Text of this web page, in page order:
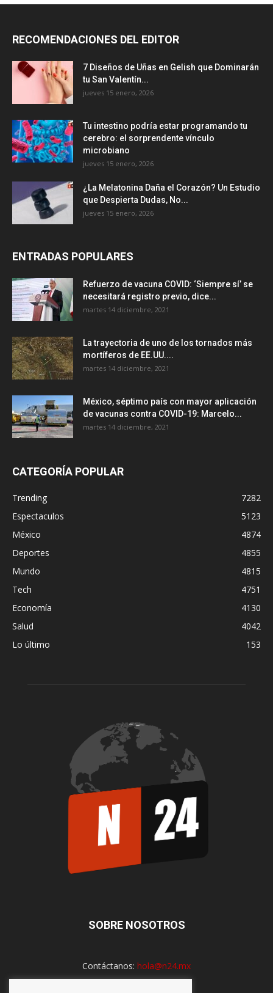
RECOMENDACIONES DEL EDITOR
7 Diseños de Uñas en Gelish que Dominarán
tu San Valentín...
jueves 15 enero, 2026
Tu intestino podría estar programando tu
cerebro: el sorprendente vínculo
microbiano
jueves 15 enero, 2026
¿La Melatonina Daña el Corazón? Un Estudio
que Despierta Dudas, No...
jueves 15 enero, 2026
ENTRADAS POPULARES
Refuerzo de vacuna COVID: ‘Siempre sí’ se
necesitará registro previo, dice...
martes 14 diciembre, 2021
La trayectoria de uno de los tornados más
mortíferos de EE.UU....
martes 14 diciembre, 2021
México, séptimo país con mayor aplicación
de vacunas contra COVID-19: Marcelo...
martes 14 diciembre, 2021
CATEGORÍA POPULAR
Trending
7282
Espectaculos
5123
México
4874
Deportes
4855
Mundo
4815
Tech
4751
Economía
4130
Salud
4042
Lo último
153
SOBRE NOSOTROS
Contáctanos: hola@n24.mx